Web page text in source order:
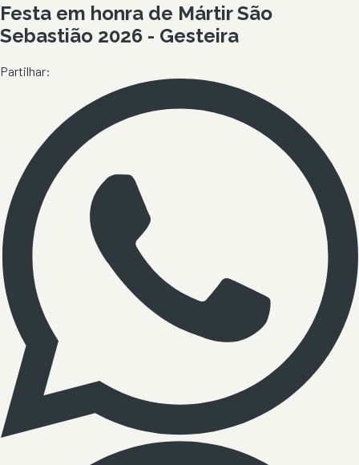
Festa em honra de Mártir São
Sebastião 2026 - Gesteira
Partilhar: